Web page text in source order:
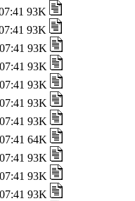
93K
93K
93K
93K
93K
93K
93K
64K
93K
93K
93K